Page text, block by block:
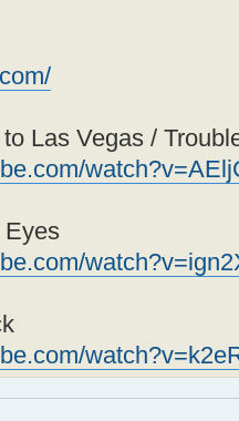
Las Vegas /
Eyes